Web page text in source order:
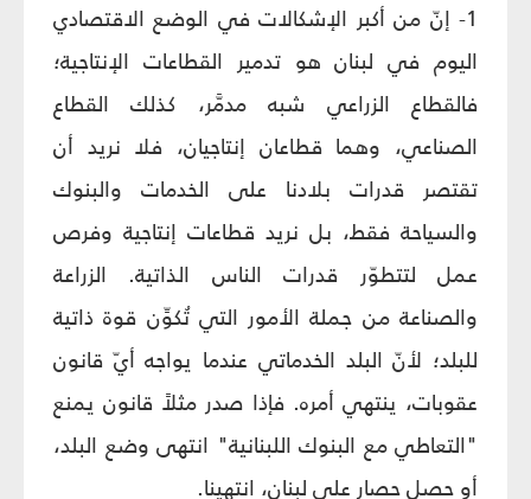
1- إنّ من أكبر الإشكالات في الوضع الاقتصادي
اليوم في لبنان هو تدمير القطاعات الإنتاجية؛
فالقطاع الزراعي شبه مدمَّر، كذلك القطاع
الصناعي، وهما قطاعان إنتاجيان، فلا نريد أن
تقتصر قدرات بلادنا على الخدمات والبنوك
والسياحة فقط، بل نريد قطاعات إنتاجية وفرص
عمل لتتطوّر قدرات الناس الذاتية. الزراعة
والصناعة من جملة الأمور التي تُكوِّن قوة ذاتية
للبلد؛ لأنّ البلد الخدماتي عندما يواجه أيّ قانون
عقوبات، ينتهي أمره. فإذا صدر مثلاً قانون يمنع
"التعاطي مع البنوك اللبنانية" انتهى وضع البلد،
أو حصل حصار على لبنان، انتهينا.